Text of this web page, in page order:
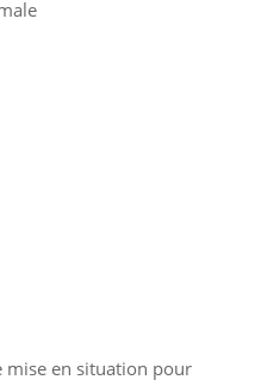
mise en situation pour